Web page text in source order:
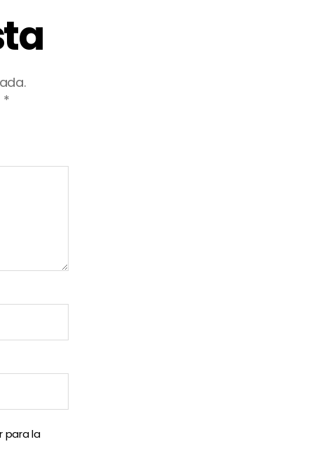
*
para la